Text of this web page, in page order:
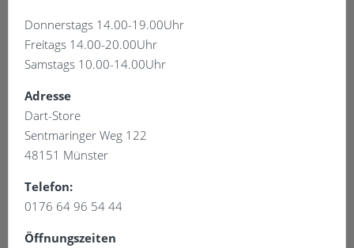
Donnerstags 14.00-19.00Uhr
Freitags 14.00-20.00Uhr
Samstags 10.00-14.00Uhr
Adresse
Dart-Store
Sentmaringer Weg 122
48151 Münster
Telefon:
0176 64 96 54 44
Öffnungszeiten